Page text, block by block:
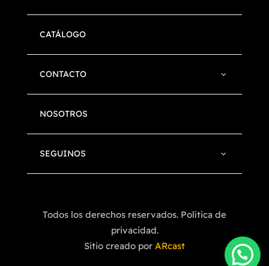
CATÁLOGO
CONTACTO
NOSOTROS
SEGUINOS
Todos los derechos reservados. Política de
privacidad.
Sitio creado por ARcast